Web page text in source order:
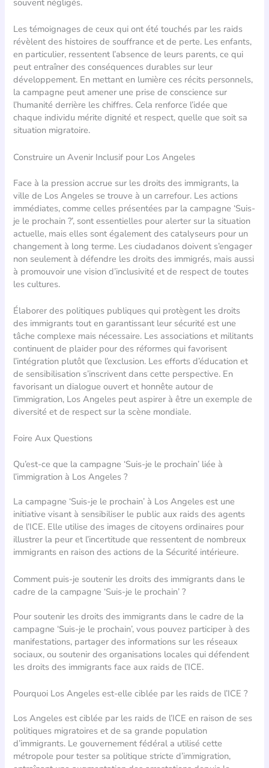
souvent négligés.
Les témoignages de ceux qui ont été touchés par les raids
révèlent des histoires de souffrance et de perte. Les enfants,
en particulier, ressentent l’absence de leurs parents, ce qui
peut entraîner des conséquences durables sur leur
développement. En mettant en lumière ces récits personnels,
la campagne peut amener une prise de conscience sur
l’humanité derrière les chiffres. Cela renforce l’idée que
chaque individu mérite dignité et respect, quelle que soit sa
situation migratoire.
Construire un Avenir Inclusif pour Los Angeles
Face à la pression accrue sur les droits des immigrants, la
ville de Los Angeles se trouve à un carrefour. Les actions
immédiates, comme celles présentées par la campagne ‘Suis-
je le prochain ?’, sont essentielles pour alerter sur la situation
actuelle, mais elles sont également des catalyseurs pour un
changement à long terme. Les ciudadanos doivent s’engager
non seulement à défendre les droits des immigrés, mais aussi
à promouvoir une vision d’inclusivité et de respect de toutes
les cultures.
Élaborer des politiques publiques qui protègent les droits
des immigrants tout en garantissant leur sécurité est une
tâche complexe mais nécessaire. Les associations et militants
continuent de plaider pour des réformes qui favorisent
l’intégration plutôt que l’exclusion. Les efforts d’éducation et
de sensibilisation s’inscrivent dans cette perspective. En
favorisant un dialogue ouvert et honnête autour de
l’immigration, Los Angeles peut aspirer à être un exemple de
diversité et de respect sur la scène mondiale.
Foire Aux Questions
Qu’est-ce que la campagne ‘Suis-je le prochain’ liée à
l’immigration à Los Angeles ?
La campagne ‘Suis-je le prochain’ à Los Angeles est une
initiative visant à sensibiliser le public aux raids des agents
de l’ICE. Elle utilise des images de citoyens ordinaires pour
illustrer la peur et l’incertitude que ressentent de nombreux
immigrants en raison des actions de la Sécurité intérieure.
Comment puis-je soutenir les droits des immigrants dans le
cadre de la campagne ‘Suis-je le prochain’ ?
Pour soutenir les droits des immigrants dans le cadre de la
campagne ‘Suis-je le prochain’, vous pouvez participer à des
manifestations, partager des informations sur les réseaux
sociaux, ou soutenir des organisations locales qui défendent
les droits des immigrants face aux raids de l’ICE.
Pourquoi Los Angeles est-elle ciblée par les raids de l’ICE ?
Los Angeles est ciblée par les raids de l’ICE en raison de ses
politiques migratoires et de sa grande population
d’immigrants. Le gouvernement fédéral a utilisé cette
métropole pour tester sa politique stricte d’immigration,